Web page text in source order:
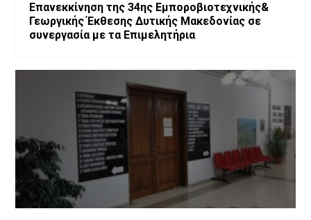
Επανεκκίνηση της 34ης Εμποροβιοτεχνικής&
Γεωργικής Έκθεσης Δυτικής Μακεδονίας σε
συνεργασία με τα Επιμελητήρια